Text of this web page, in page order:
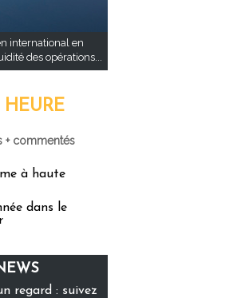
international en
des opérations...
HEURE
+ commentés
à haute
dans le
regard : suivez